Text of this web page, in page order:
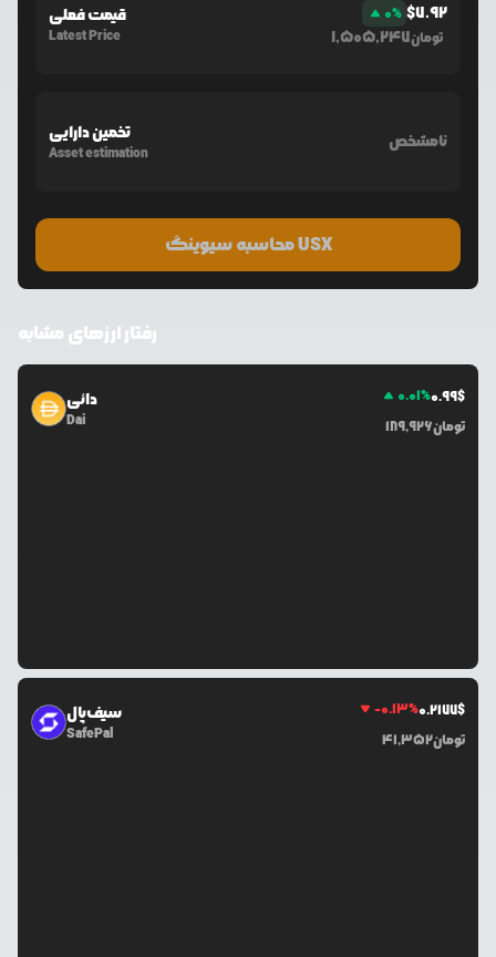
قیمت فعلی
Latest Price
0% $7.92
1,505,247تومان
تخمین دارایی
Asset estimation
نامشخص
محاسبه سیوینگ USX
رفتار ارزهای مشابه
دائی
Dai
0.01%0.99$
189,926تومان
سیف‌پال
SafePal
-0.13%0.2177$
41,352تومان